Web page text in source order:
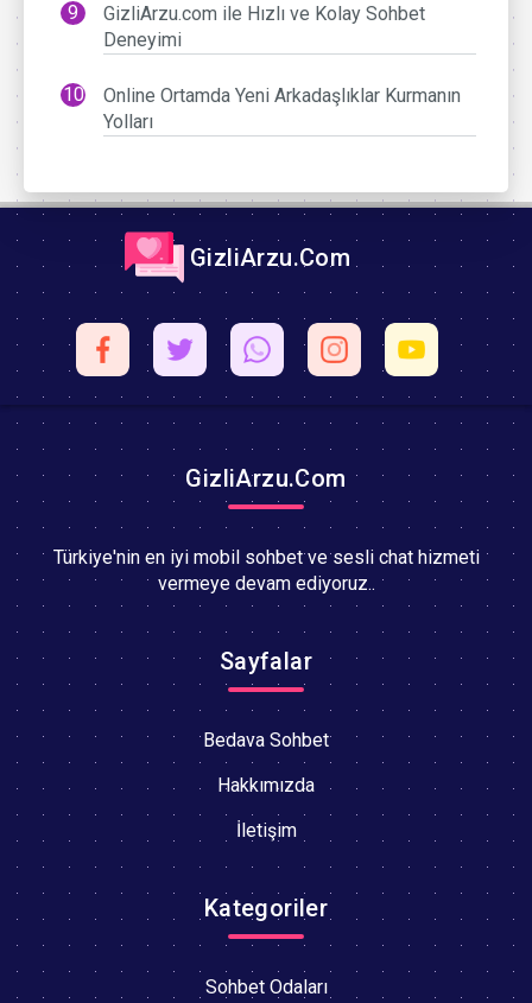
GizliArzu.com ile Hızlı ve Kolay Sohbet
Deneyimi
Online Ortamda Yeni Arkadaşlıklar Kurmanın
Yolları
GizliArzu.Com
GizliArzu.Com
Türkiye'nin en iyi mobil sohbet ve sesli chat hizmeti
vermeye devam ediyoruz..
Sayfalar
Bedava Sohbet
Hakkımızda
İletişim
Kategoriler
Sohbet Odaları